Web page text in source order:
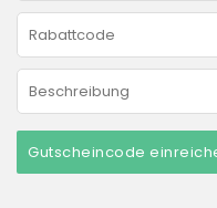
Gutscheincode